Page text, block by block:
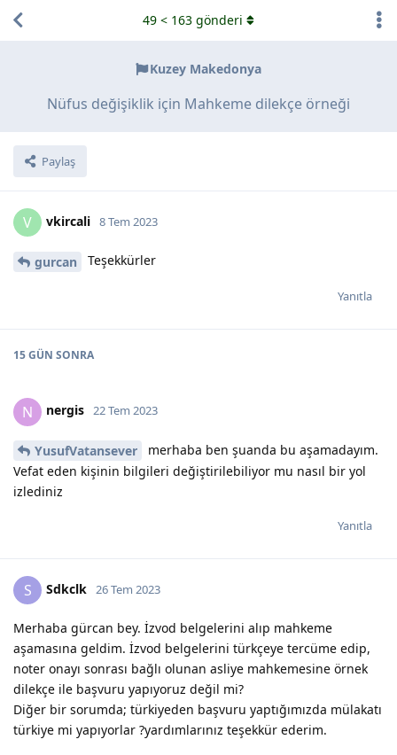
Kuzey Makedonya
Nüfus değişiklik için Mahkeme dilekçe örneği
Paylaş
49 < 163 gönderi
V vkircali 8 Tem 2023
gurcan Teşekkürler
Yanıtla
15 GÜN SONRA
N nergis 22 Tem 2023
YusufVatansever
merhaba ben şuanda bu aşamadayım.
Vefat eden kişinin bilgileri değiştirilebiliyor mu nasıl bir yol
izlediniz
Yanıtla
S Sdkclk 26 Tem 2023
Merhaba gürcan bey. İzvod belgelerini alıp mahkeme
aşamasına geldim. İzvod belgelerini türkçeye tercüme edip,
noter onayı sonrası bağlı olunan asliye mahkemesine örnek
dilekçe ile başvuru yapıyoruz değil mi?
Diğer bir sorumda; türkiyeden başvuru yaptığımızda mülakatı
türkiye mi yapıyorlar ?yardımlarınız teşekkür ederim.